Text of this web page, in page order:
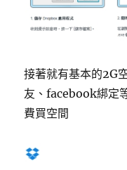
接著就有基本的2G
友、facebook綁定
費買空間